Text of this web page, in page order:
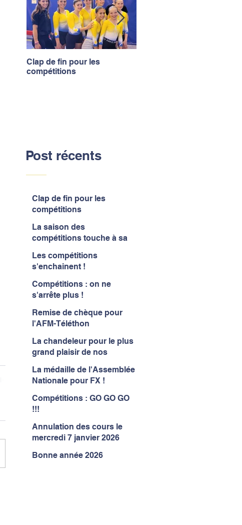
Clap de fin pour les
compétitions
Post récents
Clap de fin pour les
compétitions
La saison des
compétitions touche à sa
Les compétitions
s'enchainent !
Compétitions : on ne
s'arrête plus !
Remise de chèque pour
l'AFM-Téléthon
La chandeleur pour le plus
grand plaisir de nos
La médaille de l'Assemblée
Nationale pour FX !
Compétitions : GO GO GO
!!!
Annulation des cours le
mercredi 7 janvier 2026
Bonne année 2026